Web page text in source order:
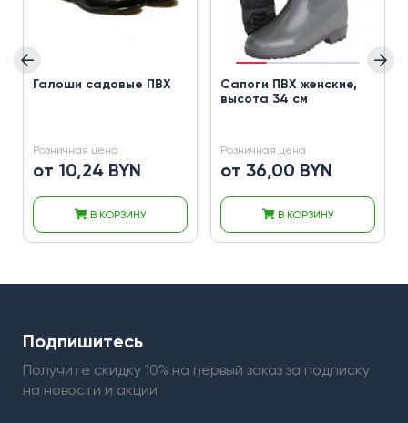
Галоши садовые ПВХ
Розничная цена
от 10,24 BYN
В КОРЗИНУ
Сапоги ПВХ женские,
высота 34 см
Розничная цена
от 36,00 BYN
В КОРЗИНУ
Подпишитесь
Получите скидку 10% на первый заказ за подписку
на новости и акции